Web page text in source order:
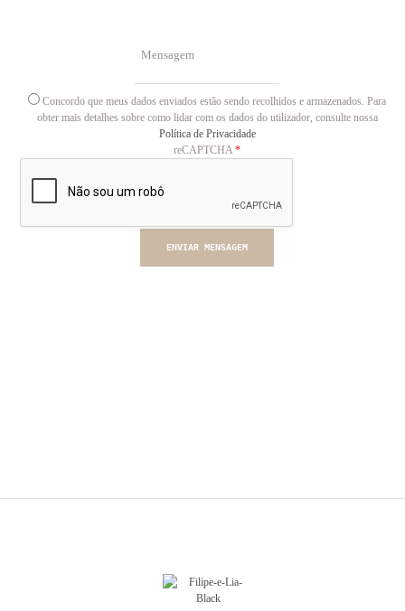
Concordo
Concordo que meus dados enviados estão sendo recolhidos e armazenados. Para
obter mais detalhes sobre como lidar com os dados do utilizador, consulte nossa
Política de Privacidade
reCAPTCHA *